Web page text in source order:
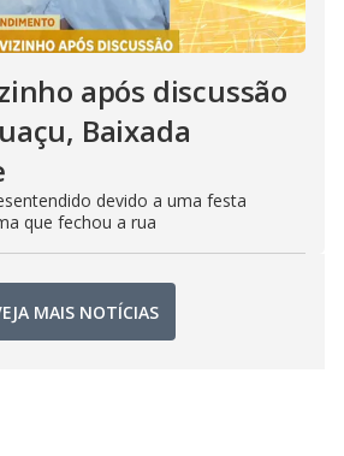
após discussão
Baixada
devido a uma festa
que fechou a rua
MAIS NOTÍCIAS